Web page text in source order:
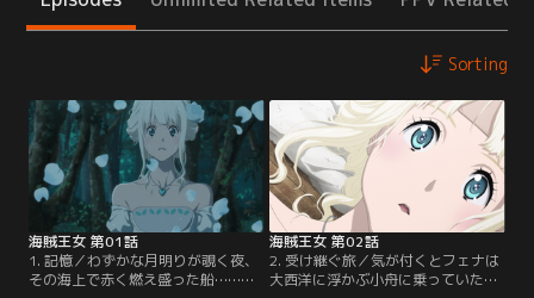
Sorting
海賊王女 第01話
1. 記憶／わずかな月明りが覗く夜、
その海上で赤く燃え盛った船……幼
海賊王女 第02話
2. 受け継ぐ旅／気が付くとフェナは
大西洋に浮かぶ小舟に乗っていた。